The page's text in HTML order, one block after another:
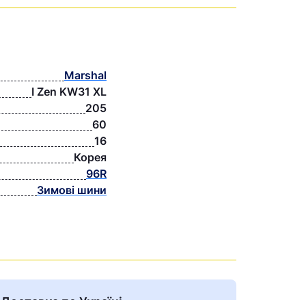
Marshal
I Zen KW31 XL
205
60
16
Корея
96R
Зимові шини